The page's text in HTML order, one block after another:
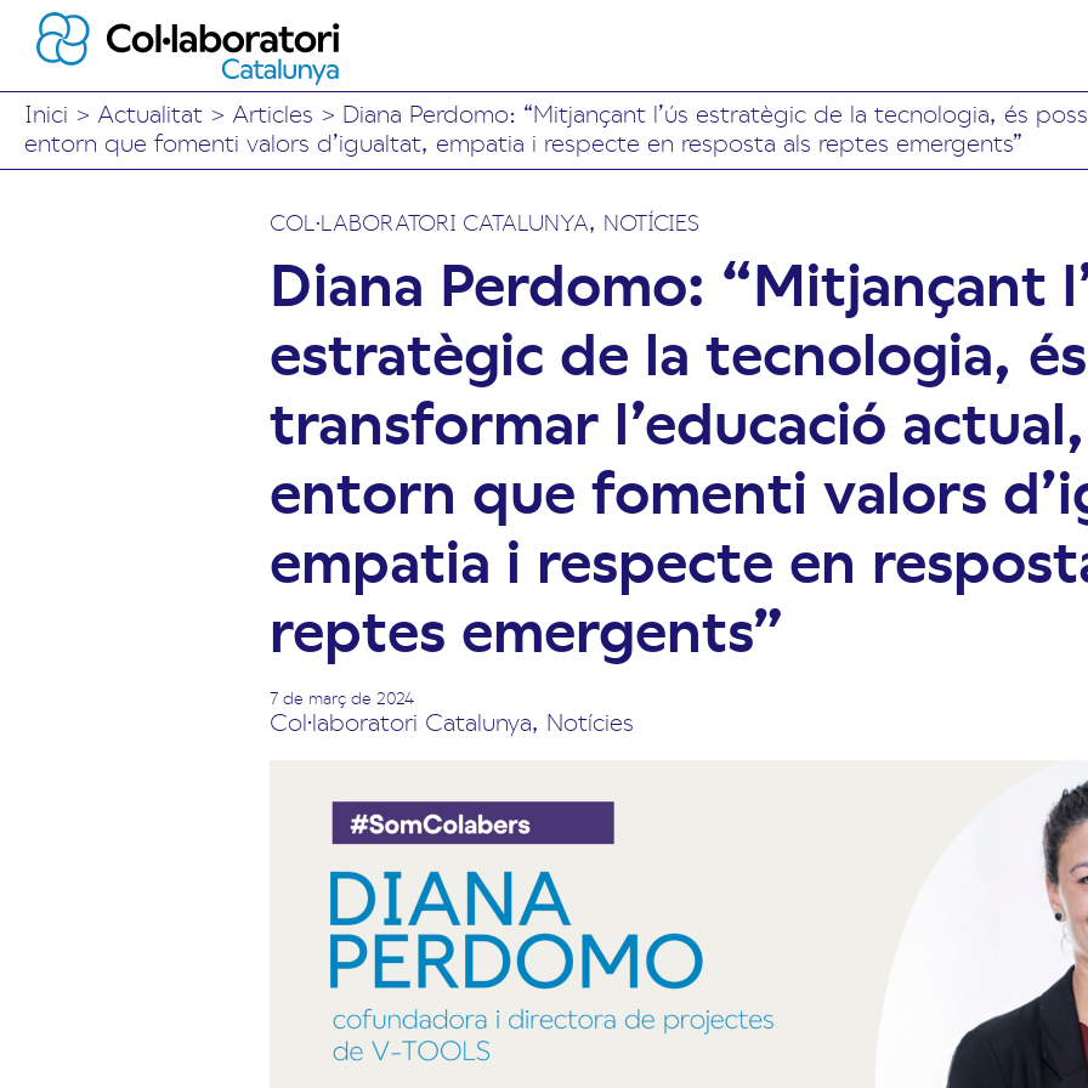
Inici > Actualitat > Articles > Diana Perdomo: “Mitjançant l’ús estratègic de la tecnologia, és
entorn que fomenti valors d’igualtat, empatia i respecte en resposta als reptes emergents”
COL·LABORATORI CATALUNYA, NOTÍCIES
Diana Perdomo: “Mitjançant
estratègic de la tecnologia,
transformar l’educació
entorn que fomenti valors
empatia i respecte en
reptes emergents”
7 de març de 2024
Col·laboratori Catalunya, Notícies